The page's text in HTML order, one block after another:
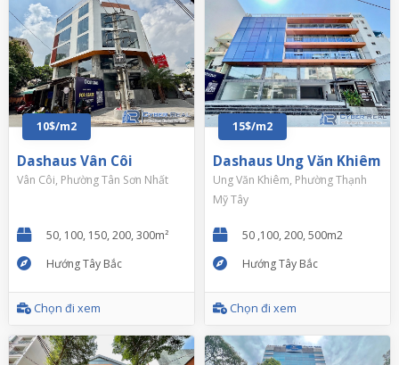
10$/m2
Dashaus Vân Côi
Vân Côi, Phường Tân Sơn Nhất
50, 100, 150, 200, 300m²
Hướng Tây Bắc
Chọn đi xem
15$/m2
Dashaus Ung Văn Khiêm
Ung Văn Khiêm, Phường Thạnh
Mỹ Tây
50 ,100, 200, 500m2
Hướng Tây Bắc
Chọn đi xem